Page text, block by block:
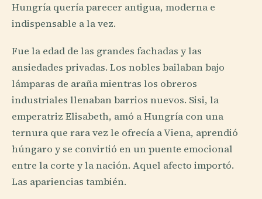
Hungría quería parecer antigua, moderna e
indispensable a la vez.
Fue la edad de las grandes fachadas y las
ansiedades privadas. Los nobles bailaban bajo
lámparas de araña mientras los obreros
industriales llenaban barrios nuevos. Sisi, la
emperatriz Elisabeth, amó a Hungría con una
ternura que rara vez le ofrecía a Viena, aprendió
húngaro y se convirtió en un puente emocional
entre la corte y la nación. Aquel afecto importó.
Las apariencias también.